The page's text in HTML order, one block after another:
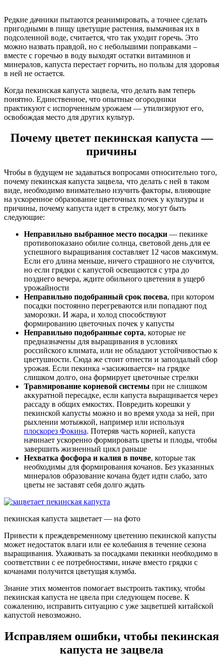
Редкие дачники пытаются реанимировать, а точнее сделать
пригодными в пищу цветущие растения, вымачивая их в
подсоленной воде, считается, что так уходит горечь. Это
можно назвать правдой, но с небольшими поправками –
вместе с горечью в воду выходят остатки витаминов и
минералов, капуста перестает горчить, но пользы для здоровья
в ней не остается.
Когда пекинская капуста зацвела, что делать вам теперь
понятно. Единственное, что опытные огородники
практикуют с испорченным урожаем — утилизируют его,
освобождая место для других культур.
Почему цветет пекинская капуста —
причины
Чтобы в будущем не задаваться вопросами относительно того,
почему пекинская капуста зацвела, что делать с ней в таком
виде, необходимо внимательно изучить факторы, влияющие
на ускоренное образование цветочных почек у культуры и
причины, почему капуста идет в стрелку, могут быть
следующие:
Неправильно выбранное место посадки — пекинке
противопоказано обилие солнца, световой день для ее
успешного выращивания составляет 12 часов максимум.
Если его длина меньше, ничего страшного не случится,
но если грядки с капустой освещаются с утра до
позднего вечера, ждите обильного цветения в ущерб
урожайности
Неправильно подобранный срок посева, при котором
посадки постоянно перегреваются или попадают под
заморозки. И жара, и холод способствуют
формированию цветочных почек у капусты
Неправильно подобранные сорта, которые не
предназначены для выращивания в условиях
российского климата, или не обладают устойчивостью к
цветушности. Сюда же стоит отнести и запоздалый сбор
урожая. Если пекинка «засиживается» на грядке
слишком долго, она формирует цветочные стрелки
Травмирование корневой системы при не слишком
аккуратной пересадке, если капуста выращивается через
рассаду в общих емкостях. Повредить корешки у
пекинской капусты можно и во время ухода за ней, при
рыхлении мотыжкой, например или используя
плоскорез Фокина. Потеряв часть корней, капуста
начинает ускоренно формировать цветы и плоды, чтобы
завершить жизненный цикл раньше
Нехватка фосфора и калия в почве, которые так
необходимы для формирования кочанов. Без указанных
минералов образование кочана будет идти слабо, зато
цветы не заставят себя долго ждать
пекинская капуста зацветает — на фото
Привести к преждевременному цветению пекинской капусты
может недостаток влаги или ее колебания в течение сезона
выращивания. Ухаживать за посадками пекинки необходимо в
соответствии с ее потребностями, иначе вместо грядки с
кочанами получится цветущая клумба.
Знание этих моментов помогает выстроить тактику, чтобы
пекинская капуста не цвела при следующем посеве. К
сожалению, исправить ситуацию с уже зацветшей китайской
капустой невозможно.
Исправляем ошибки, чтобы пекинская
капуста не зацвела